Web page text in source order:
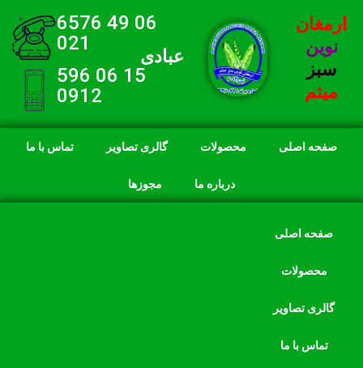
ارمغان
نوین
سبز
میثم
06 49 6576
021
عبادی
15 06 596
0912
صفحه اصلی محصولات گالری تصاویر تماس با ما
درباره ما مجوزها
صفحه اصلی
محصولات
گالری تصاویر
تماس با ما